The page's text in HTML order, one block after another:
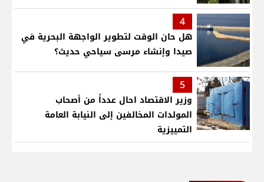
4
هل حان الوقت لتطوير الواجهة البحرية في
صيدا وإنشاء مرسى سياحي حديث؟
5
وزير الاقتصاد احال عدداً من أصحاب
المولدات المخالفين إلى النيابة العامة
التمييزية